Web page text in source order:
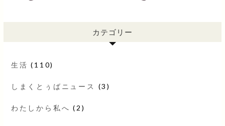
カテゴリー
生活 (110)
しまくとぅばニュース (3)
わたしから私へ (2)